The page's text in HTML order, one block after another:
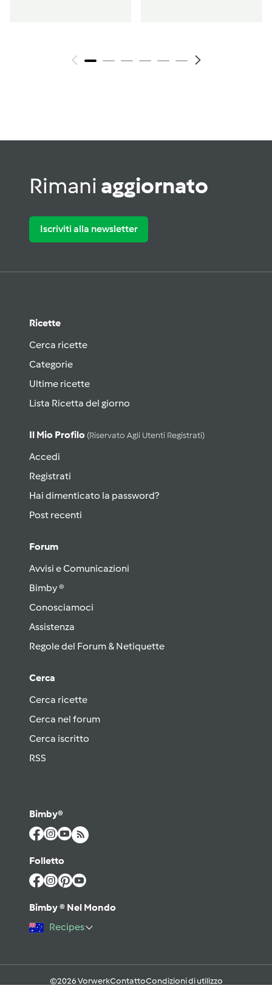
Rimani aggiornato
Iscriviti alla newsletter
Ricette
Cerca ricette
Categorie
Ultime ricette
Lista Ricetta del giorno
Il Mio Profilo (riservato Agli Utenti Registrati)
Accedi
Registrati
Hai dimenticato la password?
Post recenti
Forum
Avvisi e Comunicazioni
Bimby ®
Conosciamoci
Assistenza
Regole del Forum & Netiquette
Cerca
Cerca ricette
Cerca nel forum
Cerca iscritto
RSS
Bimby®
Folletto
Bimby ® Nel Mondo
Recipes
©2026 VorwerkContattoCondizioni di utilizzo